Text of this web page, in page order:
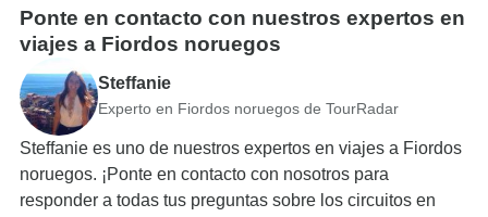
Ponte en contacto con nuestros expertos en
viajes a Fiordos noruegos
Steffanie
Experto en Fiordos noruegos de TourRadar
Steffanie es uno de nuestros expertos en viajes a Fiordos
noruegos. ¡Ponte en contacto con nosotros para
responder a todas tus preguntas sobre los circuitos en